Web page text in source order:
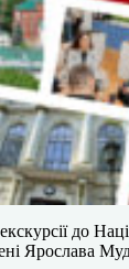
до
Ярослава